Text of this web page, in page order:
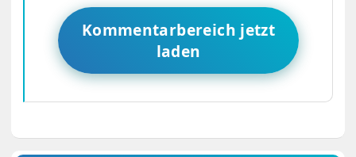
Kommentarbereich jetzt
laden